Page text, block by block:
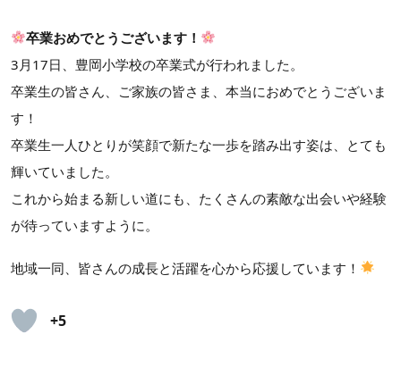
卒業おめでとうございます！
3月17日、豊岡小学校の卒業式が行われました。
卒業生の皆さん、ご家族の皆さま、本当におめでとうございま
す！
卒業生一人ひとりが笑顔で新たな一歩を踏み出す姿は、とても
輝いていました。
これから始まる新しい道にも、たくさんの素敵な出会いや経験
が待っていますように。
地域一同、皆さんの成長と活躍を心から応援しています！
+5